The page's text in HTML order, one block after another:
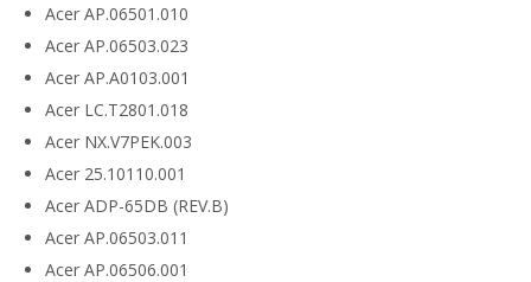
Acer AP.06501.010
Acer AP.06503.023
Acer AP.A0103.001
Acer LC.T2801.018
Acer NX.V7PEK.003
Acer 25.10110.001
Acer ADP-65DB (REV.B)
Acer AP.06503.011
Acer AP.06506.001